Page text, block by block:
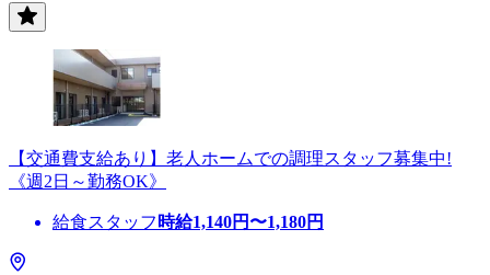
【交通費支給あり】老人ホームでの調理スタッフ募集中!
《週2日～勤務OK》
給食スタッフ 時給1,140円〜1,180円